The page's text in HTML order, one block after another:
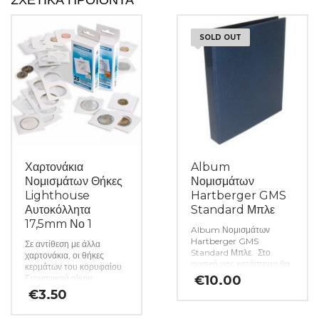
Χαρτονάκια
Νομισμάτων Θήκες
Lighthouse
Αυτοκόλλητα
17,5mm Νο 1
Σε αντίθεση με άλλα
χαρτονάκια, οι θήκες
κερμάτων του κορυφαίου
Γερμανικού οίκου
Lighthouse
κατασκευάζονται από
€3.50
SOLD OUT
Album
Νομισμάτων
Hartberger GMS
Standard Μπλε
Album Νομισμάτων
Hartberger GMS
Standard Μπλε. Στο
φυσικό μας κατάστημα θα
βρείτε μεγάλη ποικιλία
ελληνικών και ξένων
€10.00